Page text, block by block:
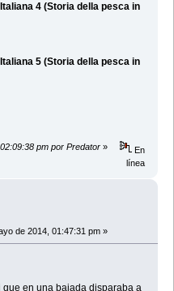
4 (Storia della pesca in
5 (Storia della pesca in
pm por Predator »
En
línea
de 2014, 01:47:31 pm »
en una bajada disparaba a